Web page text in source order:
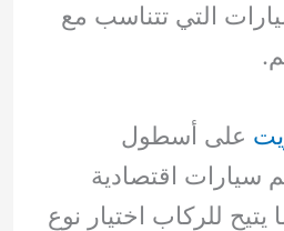
التي تتناسب مع
على أسطول
سيارات اقتصادية
للركاب اختيار نوع